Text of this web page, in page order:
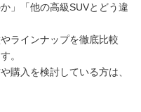
」「他の高級SUVとどう違
ラインナップを徹底比較
。
購入を検討している方は、